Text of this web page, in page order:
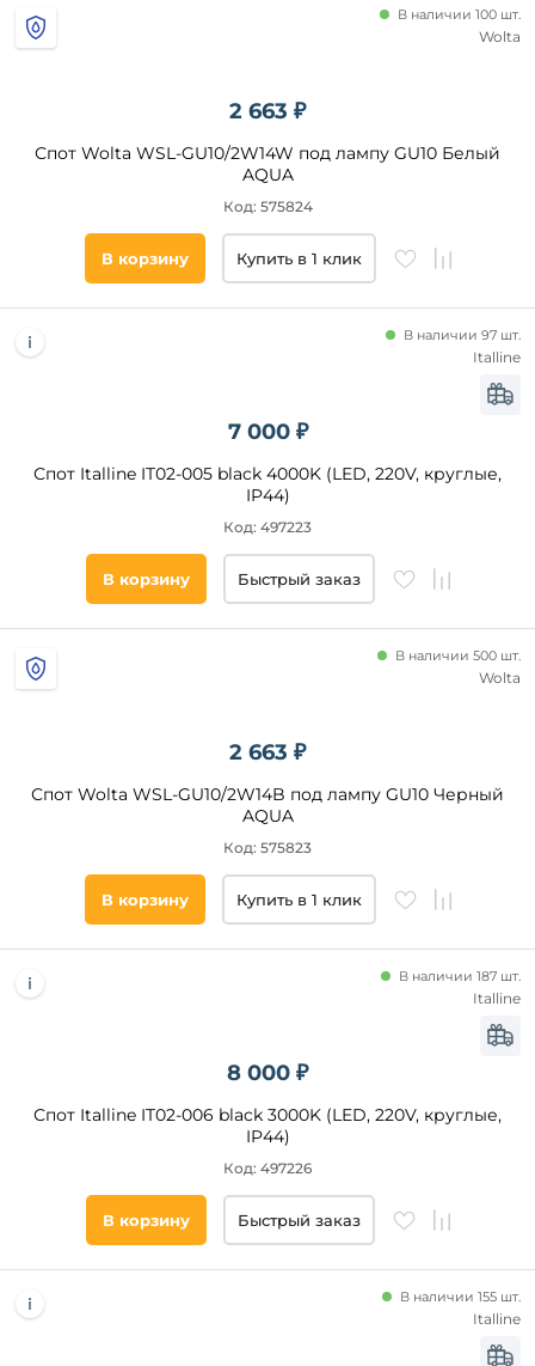
2 663 ₽
Спот Wolta WSL-GU10/2W14W под лампу GU10 Белый
AQUA
В наличии 100 шт.
Код: 575824
Wolta
В корзину Купить в 1 клик
7 000 ₽
Спот Italline IT02-005 black 4000K (LED, 220V, круглые,
IP44)
В наличии 97 шт.
Код: 497223
Italline
В корзину Быстрый заказ
2 663 ₽
Спот Wolta WSL-GU10/2W14B под лампу GU10 Черный
AQUA
В наличии 500 шт.
Код: 575823
Wolta
В корзину Купить в 1 клик
8 000 ₽
Спот Italline IT02-006 black 3000K (LED, 220V, круглые,
IP44)
В наличии 187 шт.
Код: 497226
Italline
В корзину Быстрый заказ
В наличии 155 шт.
Italline